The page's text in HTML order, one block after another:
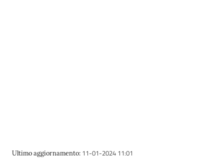
Ultimo aggiornamento: 11-01-2024 11:01